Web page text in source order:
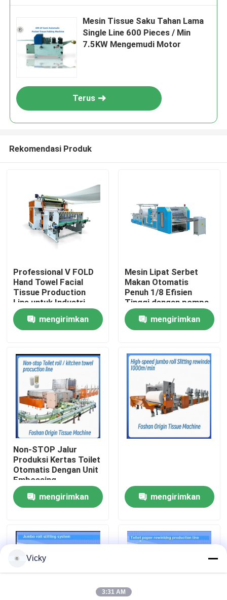
Rumah
Tentang Kami
Tur Pabrik
Kontrol Kualitas
Hubungi Kami
Berita
Minta Kutipan
VR
Jalur Produksi Kertas Tissue
Mesin Tissue Saku Tahan Lama
Single Line 600 Pieces / Min
7.5KW Mengemudi Motor
Terus
Rekomendasi Produk
Professional V FOLD
Hand Towel Facial
Tissue Production
Line untuk Industri
Tissue dengan unit
transfer otomatis
mengirimkan
Mesin Lipat Serbet
Makan Otomatis
Penuh 1/8 Efisien
Tinggi dengan pompa
vakum
mengirimkan
Non-STOP Jalur
Produksi Kertas Toilet
Otomatis Dengan Unit
Embossing
mengirimkan
mengirimkan
Vicky
3:31 AM